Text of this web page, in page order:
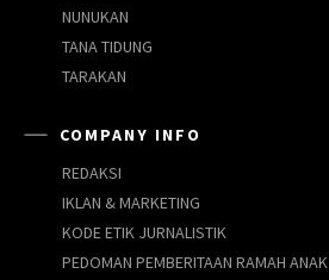
NUNUKAN
TANA TIDUNG
TARAKAN
COMPANY INFO
REDAKSI
IKLAN & MARKETING
KODE ETIK JURNALISTIK
PEDOMAN PEMBERITAAN RAMAH ANAK